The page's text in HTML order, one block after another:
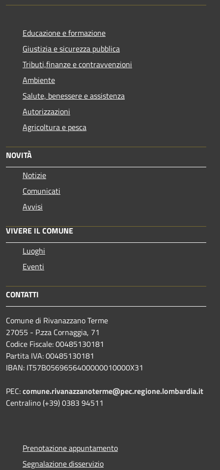
Educazione e formazione
Giustizia e sicurezza pubblica
Tributi,finanze e contravvenzioni
Ambiente
Salute, benessere e assistenza
Autorizzazioni
Agricoltura e pesca
NOVITÀ
Notizie
Comunicati
Avvisi
VIVERE IL COMUNE
Luoghi
Eventi
CONTATTI
Comune di Rivanazzano Terme
27055 - P.zza Cornaggia, 71
Codice Fiscale: 00485130181
Partita IVA: 00485130181
IBAN: IT57B0569656400000010000X31
PEC:comune.rivanazzanoterme@pec.regione.lombardia.it
Centralino (+39) 0383 94511
Prenotazione appuntamento
Segnalazione disservizio